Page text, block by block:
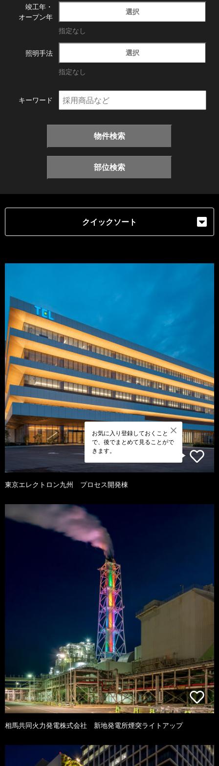
竣工年・
オープン年
選択
指定なし
照明手法 選択
指定なし
キーワード
物件検索
部位検索
クイックソート
お気に入り登録しておくこと
で、後でまとめて見ることがで
きます。
東京エレクトロン九州 プロセス開発棟
相馬共同火力発電株式会社 新地発電所煙突ライトアップ